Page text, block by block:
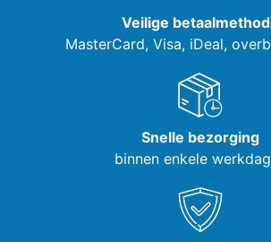
Veilige
MasterCard, Visa, iDeal,
Snelle bezorging
binnen enkele